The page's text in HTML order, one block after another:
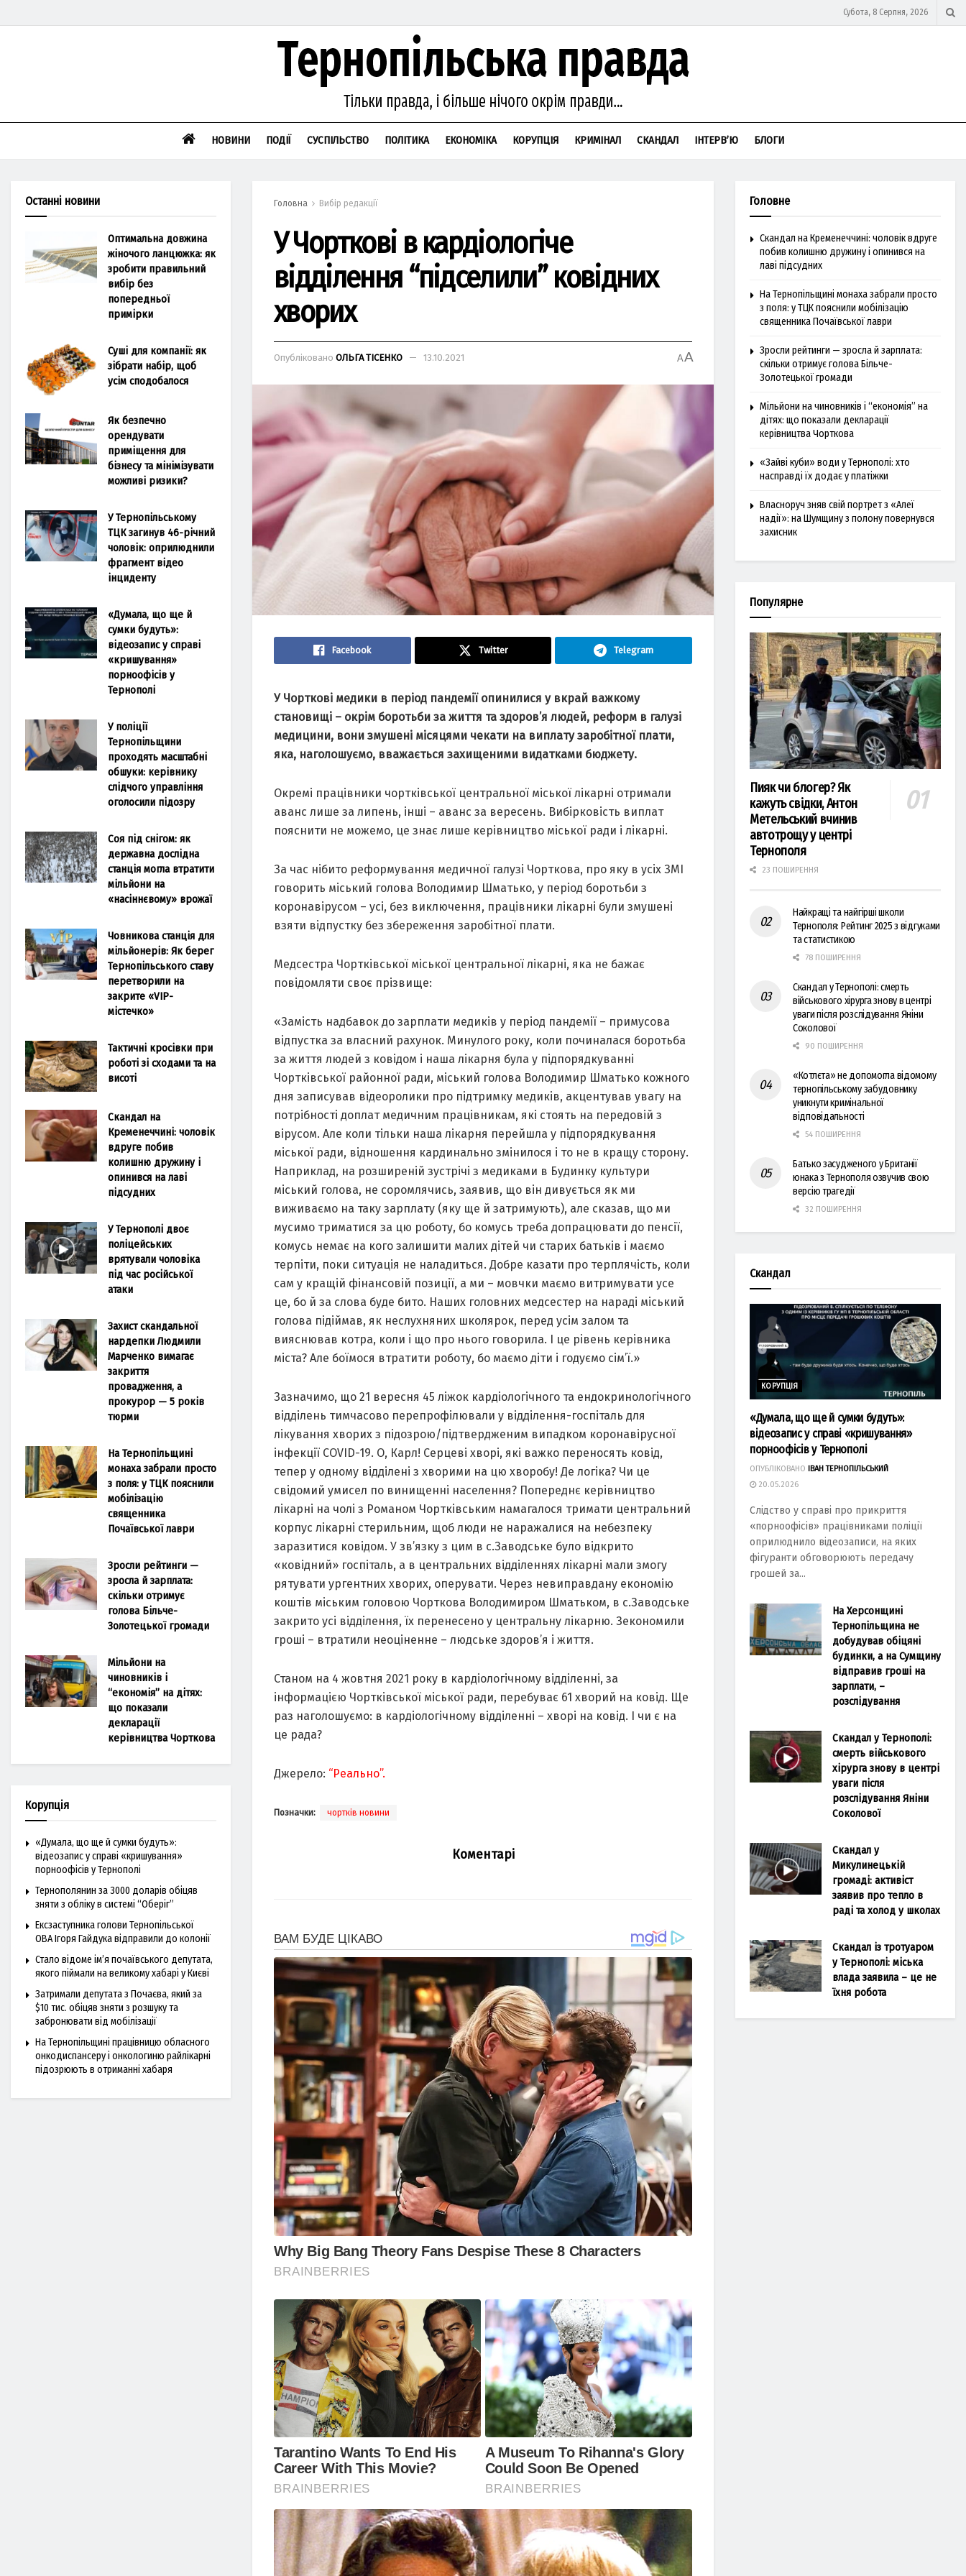
Субота, 8 Серпня, 2026
НОВИНИ ПОДІЇ СУСПІЛЬСТВО ПОЛІТИКА ЕКОНОМІКА КОРУПЦІЯ КРИМІНАЛ СКАНДАЛ ІНТЕРВ’Ю БЛОГИ
Головна Вибір редакції
У Чорткові в кардіологіче
відділення “підселили” ковідних
хворих
Опубліковано ОЛЬГА ТІСЕНКО 13.10.2021 AA
Facebook Twitter Telegram
У Чорткові медики в період пандемії опинилися у вкрай важкому
становищі – окрім боротьби за життя та здоров’я людей, реформ в галузі
медицини, вони змушені місяцями чекати на виплату заробітної плати,
яка, наголошуємо, вважається захищеними видатками бюджету.
Окремі працівники чортківської центральної міської лікарні отримали
аванс лише за липень, інші – аванс за вересень. Вибірковість виплат
пояснити не можемо, це знає лише керівництво міської ради і лікарні.
За час нібито реформування медичної галузі Чорткова, про яку в усіх ЗМІ
говорить міський голова Володимир Шматько, у період боротьби з
коронавірусом – усі, без виключення, працівники лікарні були змушені
взяти відпустку без збереження заробітної плати.
Медсестра Чортківської міської центральної лікарні, яка не бажає
повідомляти своє прізвище:
«Замість надбавок до зарплати медиків у період пандемії – примусова
відпустка за власний рахунок. Минулого року, коли починалася боротьба
за життя людей з ковідом і наша лікарня була у підпорядкуванні
Чортківської районної ради, міський голова Володимир Шматько кожного
дня записував відеоролики про підтримку медиків, акцентував увагу на
потрібності доплат медичним працівникам, які стоять на передовій з
вірусом. Але коли тільки наша лікарня перейшла у підпорядкування
міської ради, відношення кардинально змінилося і то не в кращу сторону.
Наприклад, на розширеній зустрічі з медиками в Будинку культури
міський голова, не соромлячись, заявив, що він дивується як ми
виживаємо на таку зарплату (яку ще й затримують), але сказав, що ми
мусимо триматися за цю роботу, бо комусь треба допрацювати до пенсії,
комусь немає на кого залишити малих дітей чи старих батьків і маємо
терпіти, поки ситуація не наладиться. Добре казати про терплячість, коли
сам у кращій фінансовій позиції, а ми – мовчки маємо витримувати усе
це, бо й за слова буде бито. Наших головних медсестер на нараді міський
голова підіймав, як неслухняних школярок, перед усім залом та
вияснював котра, коли і що про нього говорила. І це рівень керівника
міста? Але боїмося втратити роботу, бо маємо діти і годуємо сім’ї.»
Зазначимо, що 21 вересня 45 ліжок кардіологічного та ендокринологічного
відділень тимчасово перепрофілювали у відділення-госпіталь для
лікування хворих з підозрою/підтвердженим випадком коронавірусної
інфекції COVID-19. О, Карл! Серцеві хворі, які важко переносять ковід,
тепер у одному відділені з хворими на цю хворобу! Де логіка? Чи це
свідомий умисел по винищенні населення? Попереднє керівництво
лікарні на чолі з Романом Чортківським намагалося тримати центральний
корпус лікарні стерильним, щоб люди не наражалися на небезпеку
заразитися ковідом. У зв’язку з цим в с.Заводське було відкрито
«ковідний» госпіталь, а в центральних відділеннях лікарні мали змогу
рятувати ургентних хворих, оперувати. Через невиправдану економію
коштів міським головою Чорткова Володимиром Шматьком, в с.Заводське
закрито усі відділення, їх перенесено у центральну лікарню. Зекономили
гроші – втратили неоціненне – людське здоров’я і життя.
Станом на 4 жовтня 2021 року в кардіологічному відділенні, за
інформацією Чортківської міської ради, перебуває 61 хворий на ковід. Ще
раз наголошуємо: в кардіологічному відділенні – хворі на ковід. І чи є на
це рада?
Джерело: “Реально”.
Позначки: чортків новини
Коментарі
Останні новини
Оптимальна довжина
жіночого ланцюжка: як
зробити правильний
вибір без
попередньої
примірки
Суші для компанії: як
зібрати набір, щоб
усім сподобалося
Як безпечно
орендувати
приміщення для
бізнесу та мінімізувати
можливі ризики?
У Тернопільському
ТЦК загинув 46-річний
чоловік: оприлюднили
фрагмент відео
інциденту
«Думала, що ще й
сумки будуть»:
відеозапис у справі
«кришування»
порноофісів у
Тернополі
У поліції
Тернопільщини
проходять масштабні
обшуки: керівнику
слідчого управління
оголосили підозру
Соя під снігом: як
державна дослідна
станція могла втратити
мільйони на
«насіннєвому» врожаї
Човникова станція для
мільйонерів: Як берег
Тернопільського ставу
перетворили на
закрите «VIP-
містечко»
Тактичні кросівки при
роботі зі сходами та на
висоті
Скандал на
Кременеччині: чоловік
вдруге побив
колишню дружину і
опинився на лаві
підсудних
У Тернополі двоє
поліцейських
врятували чоловіка
під час російської
атаки
Захист скандальної
нардепки Людмили
Марченко вимагає
закриття
провадження, а
прокурор — 5 років
тюрми
На Тернопільщині
монаха забрали просто
з поля: у ТЦК пояснили
мобілізацію
священника
Почаївської лаври
Зросли рейтинги —
зросла й зарплата:
скільки отримує
голова Більче-
Золотецької громади
Мільйони на
чиновників і
“економія” на дітях:
що показали
декларації
керівництва Чорткова
Корупція
«Думала, що ще й сумки будуть»:
відеозапис у справі «кришування»
порноофісів у Тернополі
Тернополянин за 3000 доларів обіцяв
зняти з обліку в системі “Оберіг”
Ексзаступника голови Тернопільської
ОВА Ігоря Гайдука відправили до колонії
Стало відоме ім’я почаївського депутата,
якого піймали на великому хабарі у Києві
Затримали депутата з Почаєва, який за
$10 тис. обіцяв зняти з розшуку та
забронювати від мобілізації
На Тернопільщині працівницю обласного
онкодиспансеру і онкологиню райлікарні
підозрюють в отриманні хабаря
Головне
Скандал на Кременеччині: чоловік вдруге
побив колишню дружину і опинився на
лаві підсудних
На Тернопільщині монаха забрали просто
з поля: у ТЦК пояснили мобілізацію
священника Почаївської лаври
Зросли рейтинги — зросла й зарплата:
скільки отримує голова Більче-
Золотецької громади
Мільйони на чиновників і “економія” на
дітях: що показали декларації
керівництва Чорткова
«Зайві куби» води у Тернополі: хто
насправді їх додає у платіжки
Власноруч зняв свій портрет з «Алеї
надії»: на Шумщину з полону повернувся
захисник
Популярне
Пияк чи блогер? Як
кажуть свідки, Антон
Метельський вчинив
автотрощу у центрі
Тернополя
23 ПОШИРЕННЯ
Найкращі та найгірші школи
Тернополя: Рейтинг 2025 з відгуками
та статистикою
78 ПОШИРЕННЯ
Скандал у Тернополі: смерть
військового хірурга знову в центрі
уваги після розслідування Яніни
Соколової
90 ПОШИРЕННЯ
«Котлєта» не допомогла відомому
тернопільському забудовнику
уникнути кримінальної
відповідальності
54 ПОШИРЕННЯ
Батько засудженого у Британії
юнака з Тернополя озвучив свою
версію трагедії
32 ПОШИРЕННЯ
Скандал
КОРУПЦІЯ
«Думала, що ще й сумки будуть»:
відеозапис у справі «кришування»
порноофісів у Тернополі
ОПУБЛІКОВАНО
ІВАН ТЕРНОПІЛЬСЬКИЙ
20.05.2026
Слідство у справі про прикриття
«порноофісів» працівниками поліції
оприлюднило відеозаписи, на яких
фігуранти обговорюють передачу
грошей за...
На Херсонщині
Тернопільщина не
добудував обіцяні
будинки, а на Сумщину
відправив гроші на
зарплати, –
розслідування
Скандал у Тернополі:
смерть військового
хірурга знову в центрі
уваги після
розслідування Яніни
Соколової
Скандал у
Микулинецькій
громаді: активіст
заявив про тепло в
раді та холод у школах
Скандал із тротуаром
у Тернополі: міська
влада заявила – це не
їхня робота